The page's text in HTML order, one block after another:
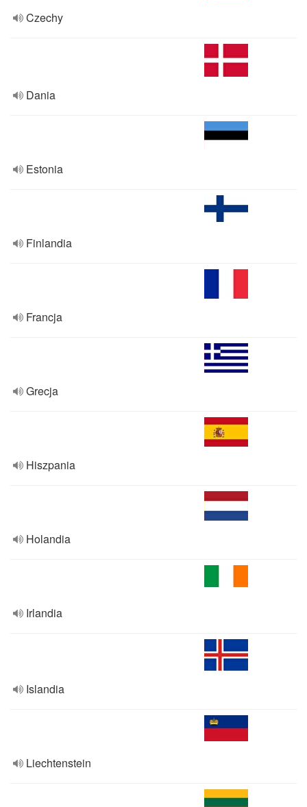
Czechy
Dania
Estonia
Finlandia
Francja
Grecja
Hiszpania
Holandia
Irlandia
Islandia
Liechtenstein